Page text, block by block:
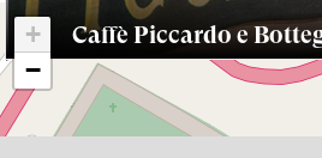
Caffè Piccardo e
+
−